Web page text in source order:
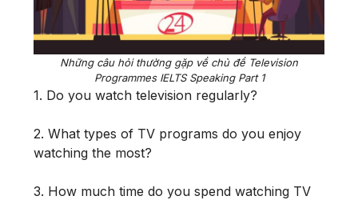
Những câu hỏi thường gặp về chủ đề Television
Programmes IELTS Speaking Part 1
1. Do you watch television regularly?
2. What types of TV programs do you enjoy
watching the most?
3. How much time do you spend watching TV